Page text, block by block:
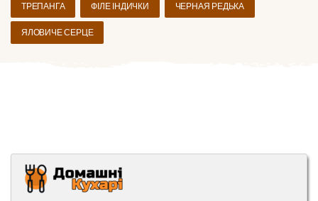
ТРЕПАНГА ФІЛЕ ІНДИЧКИ ЧЕРНАЯ РЕДЬКА
ЯЛОВИЧЕ СЕРЦЕ